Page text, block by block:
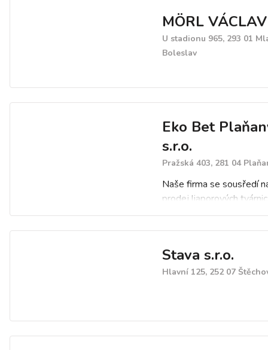
MÖRL VÁCLAV
U stadionu 965, 293 01
Boleslav
Eko Bet
s.r.o.
Pražská 403, 281 04
Naše firma se sousředí
prodej liaporových
betonových tvárnice. V
naleznete beton,
filigránové stropy,
široké barevné škále.
Stava s.r.o.
Hlavní 125, 252 07